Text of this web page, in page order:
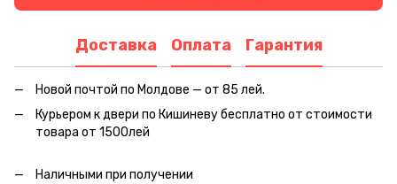
Доставка Оплата Гарантия
Новой почтой по Молдове — от 85 лей.
Курьером к двери по Кишиневу бесплатно от стоимости
товара от 1500лей
Наличными при получении